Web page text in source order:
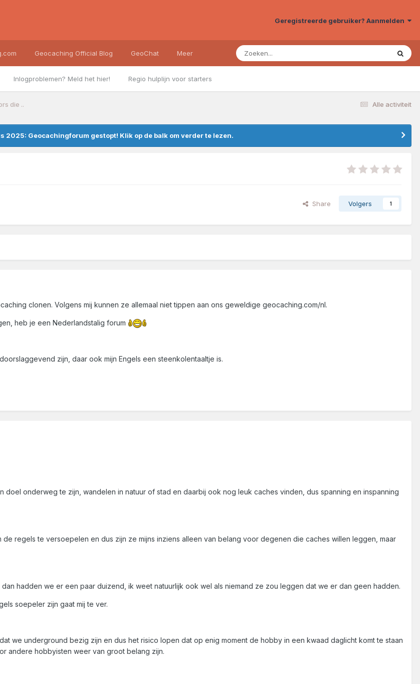
Geregistreerde gebruiker? Aanmelden
Inlogproblemen? Meld het hier! Regio hulplijn voor starters
Geocaching Official Blog GeoChat Meer
Alle activiteit
die ..
2025: Geocachingforum gestopt! Klik op de balk om verder te lezen.
Share Volgers 1
clonen. Volgens mij kunnen ze allemaal niet tippen aan ons geweldige geocaching.com/nl.
heb je een Nederlandstalig forum
zijn, daar ook mijn Engels een steenkolentaaltje is.
doel onderweg te zijn, wandelen in natuur of stad en daarbij ook nog leuk caches vinden, dus spanning en inspanning
regels te versoepelen en dus zijn ze mijns inziens alleen van belang voor degenen die caches willen leggen, maar
hadden we er een paar duizend, ik weet natuurlijk ook wel als niemand ze zou leggen dat we er dan geen hadden.
soepeler zijn gaat mij te ver.
we underground bezig zijn en dus het risico lopen dat op enig moment de hobby in een kwaad daglicht komt te staan
andere hobbyisten weer van groot belang zijn.